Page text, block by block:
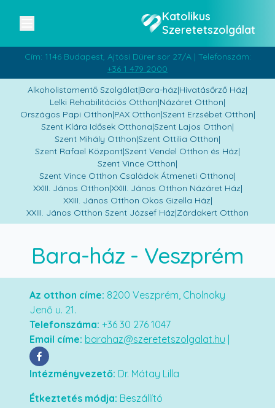
Katolikus
Szeretetszolgálat
Cím: 1146 Budapest, Ajtósi Dürer sor 27/A | Telefonszám:
+36 1 479 2000
Alkoholistamentő Szolgálat|Bara-ház|Hivatásőrző Ház|
Lelki Rehabilitációs Otthon|Názáret Otthon|
Országos Papi Otthon|PAX Otthon|Szent Erzsébet Otthon|
Szent Klára Idősek Otthona|Szent Lajos Otthon|
Szent Mihály Otthon|Szent Ottilia Otthon|
Szent Rafael Központ|Szent Vendel Otthon és Ház|
Szent Vince Otthon|
Szent Vince Otthon Családok Átmeneti Otthona|
XXIII. János Otthon|XXIII. János Otthon Názáret Ház|
XXIII. János Otthon Okos Gizella Ház|
XXIII. János Otthon Szent József Ház|Zárdakert Otthon
Bara-ház - Veszprém
Az otthon címe: 8200 Veszprém, Cholnoky
Jenő u. 21.
Telefonszáma: +36 30 276 1047
Email címe: barahaz@szeretetszolgalat.hu
Intézményvezető: Dr. Mátay Lilla
Étkeztetés módja: Beszállító